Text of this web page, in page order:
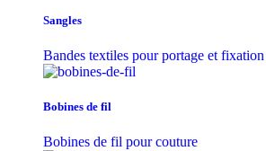
Sangles
Bandes textiles pour portage et fixation
Bobines de fil
Bobines de fil pour couture